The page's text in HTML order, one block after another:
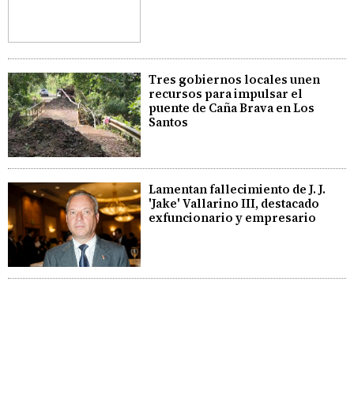
Tres gobiernos locales unen
recursos para impulsar el
puente de Caña Brava en Los
Santos
Lamentan fallecimiento de J. J.
'Jake' Vallarino III, destacado
exfuncionario y empresario